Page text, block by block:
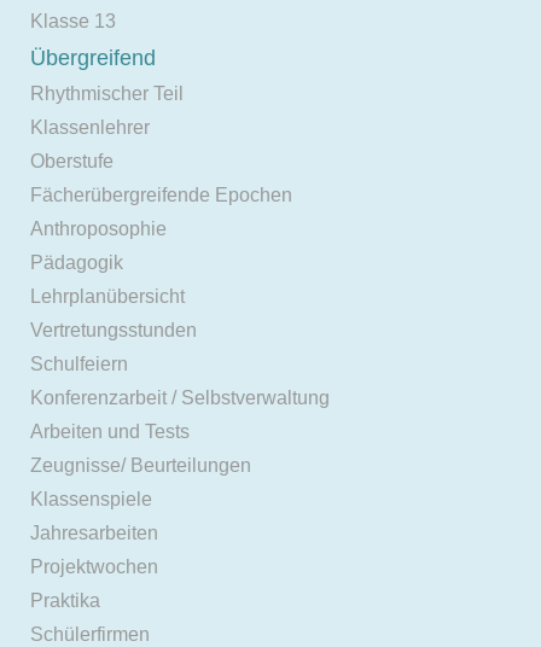
Klasse 13
Übergreifend
Rhythmischer Teil
Klassenlehrer
Oberstufe
Fächerübergreifende Epochen
Anthroposophie
Pädagogik
Lehrplanübersicht
Vertretungsstunden
Schulfeiern
Konferenzarbeit / Selbstverwaltung
Arbeiten und Tests
Zeugnisse/ Beurteilungen
Klassenspiele
Jahresarbeiten
Projektwochen
Praktika
Schülerfirmen